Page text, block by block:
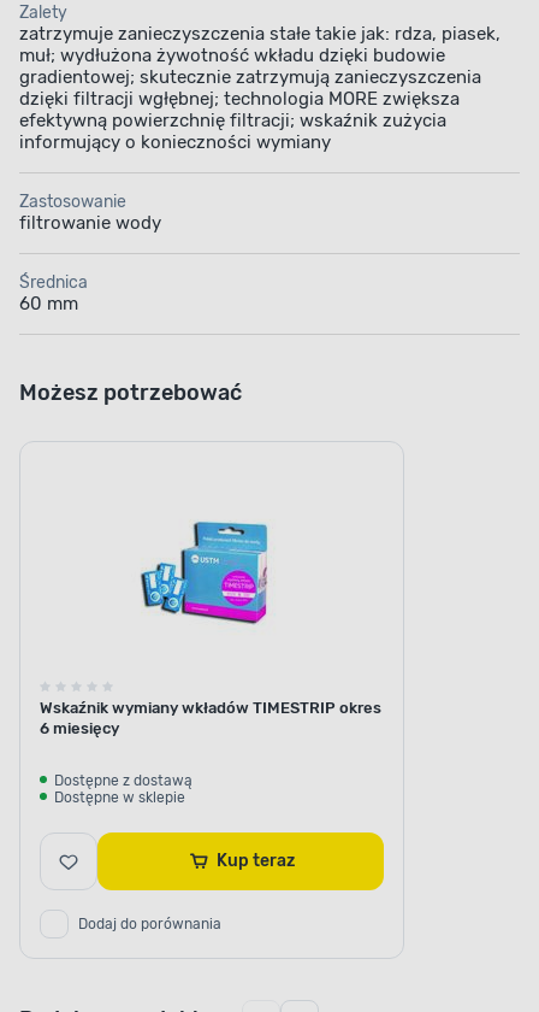
Zalety
zatrzymuje zanieczyszczenia stałe takie jak: rdza, piasek,
muł; wydłużona żywotność wkładu dzięki budowie
gradientowej; skutecznie zatrzymują zanieczyszczenia
dzięki filtracji wgłębnej; technologia MORE zwiększa
efektywną powierzchnię filtracji; wskaźnik zużycia
informujący o konieczności wymiany
Zastosowanie
filtrowanie wody
Średnica
60 mm
Możesz potrzebować
Wskaźnik wymiany wkładów TIMESTRIP okres
6 miesięcy
Dostępne z dostawą
Dostępne w sklepie
Kup teraz
Dodaj do porównania